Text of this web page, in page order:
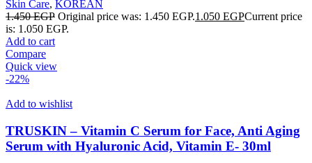
Skin Care, KOREAN
1.450EGP Original price was: 1.450 EGP.1.050 EGPCurrent price
is: 1.050 EGP.
Add to cart
Compare
Quick view
-22%
Add to wishlist
TRUSKIN – Vitamin C Serum for Face, Anti Aging
Serum with Hyaluronic Acid, Vitamin E- 30ml